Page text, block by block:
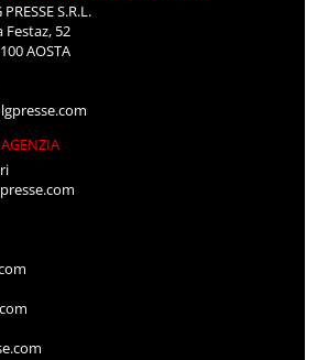
PRESSE S.R.L.
Festaz, 52
AOSTA